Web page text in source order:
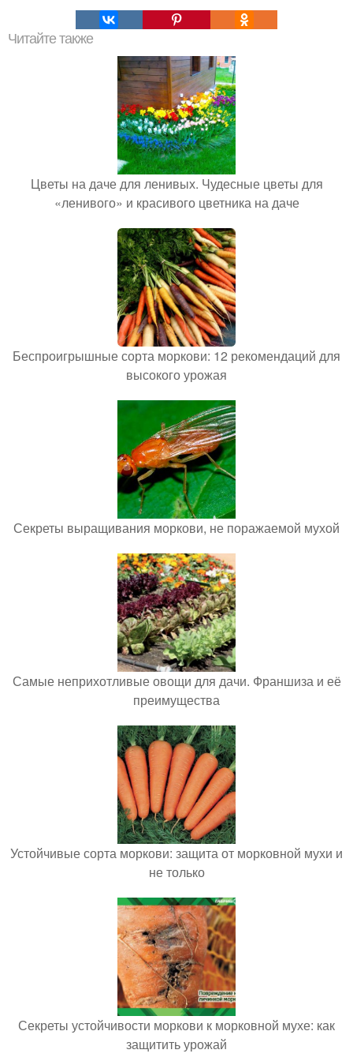
Читайте также
Цветы на даче для ленивых. Чудесные цветы для
«ленивого» и красивого цветника на даче
Беспроигрышные сорта моркови: 12 рекомендаций для
высокого урожая
Секреты выращивания моркови, не поражаемой мухой
Самые неприхотливые овощи для дачи. Франшиза и её
преимущества
Устойчивые сорта моркови: защита от морковной мухи и
не только
Секреты устойчивости моркови к морковной мухе: как
защитить урожай